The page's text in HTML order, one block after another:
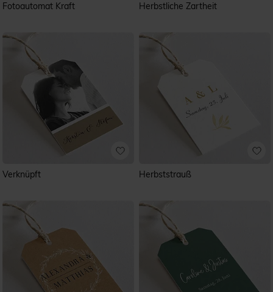
Fotoautomat Kraft Herbstliche Zartheit
Verknüpft Herbststrauß